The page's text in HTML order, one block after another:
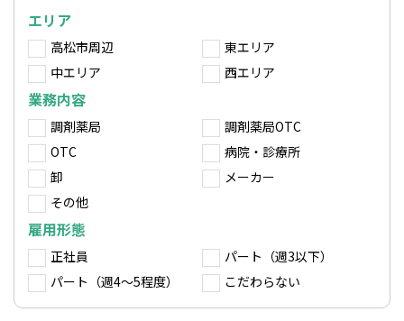
エリア
高松市周辺
東エリア
中エリア
西エリア
業務内容
調剤薬局
調剤薬局OTC
OTC
病院・診療所
卸
メーカー
その他
雇用形態
正社員
パート（週3以下）
パート（週4～5程度）
こだわらない